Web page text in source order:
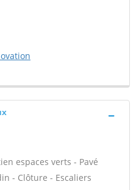
espaces verts - Pavé
- Clôture - Escaliers